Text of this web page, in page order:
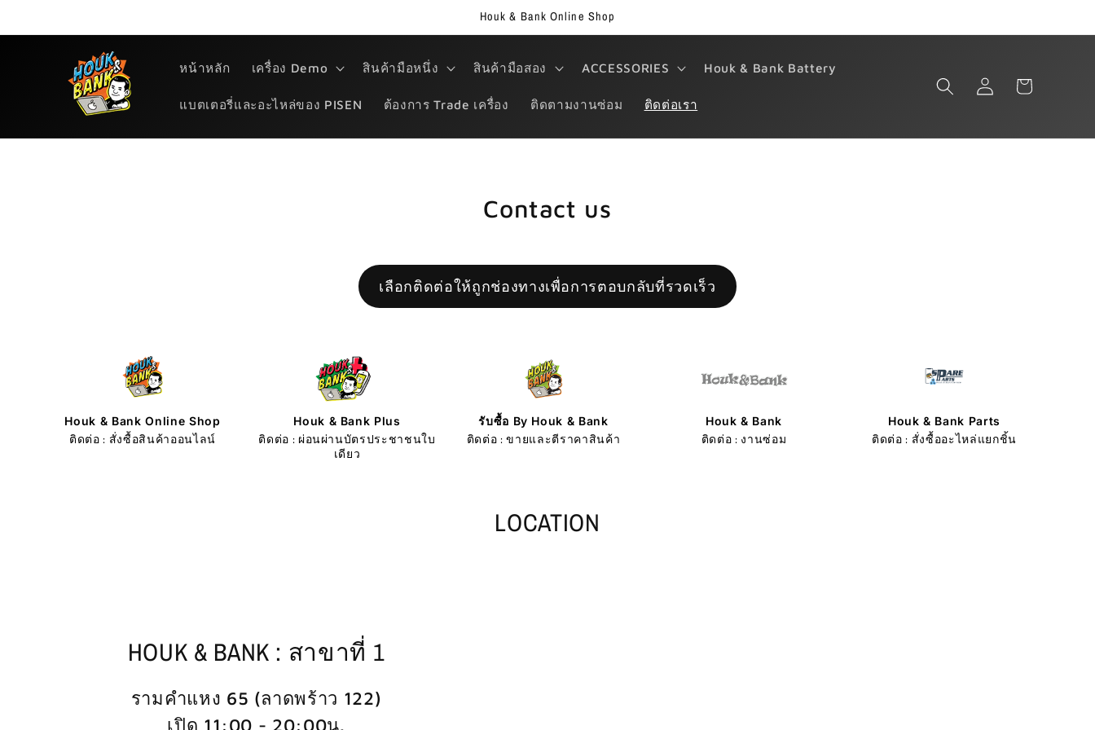
เนื้อหา
Houk & Bank Online Shop
หน้าหลัก เครื่อง Demo สินค้ามือหนึ่ง สินค้ามือสอง ACCESSORIES Houk & Bank Battery
แบตเตอรี่และอะไหล่ของ PISEN ต้องการ Trade เครื่อง ติดตามงานซ่อม ติดต่อเรา
เข้าสู่
ระบบ
สินค้า
Contact us
เลือกติดต่อให้ถูกช่องทางเพื่อการตอบกลับที่รวดเร็ว
Houk & Bank Online Shop
ติดต่อ : สั่งซื้อสินค้าออนไลน์
Houk & Bank Plus
ติดต่อ : ผ่อนผ่านบัตรประชาชนใบ
เดียว
รับซื้อ By Houk & Bank
ติดต่อ : ขายและตีราคาสินค้า
Houk & Bank
ติดต่อ : งานซ่อม
Houk & Bank Parts
ติดต่อ : สั่งซื้ออะไหล่แยกชิ้น
LOCATION
HOUK & BANK : สาขาที่ 1
รามคำแหง 65 (ลาดพร้าว 122)
เปิด 11:00 - 20:00น.